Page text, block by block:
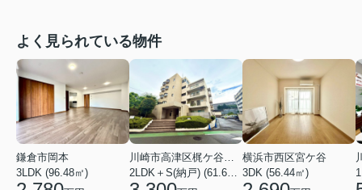
よく見られている物件
鎌倉市岡本
3LDK (96.48㎡)
川崎市高津区梶ケ谷２丁目
2LDK＋S(納戸) (61.61㎡)
横浜市西区宮ケ谷
3DK (56.44㎡)